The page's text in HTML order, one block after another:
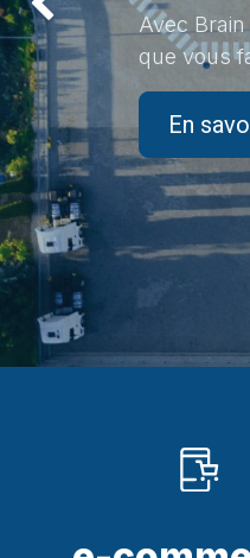
Avec
que vous
En
Précédent